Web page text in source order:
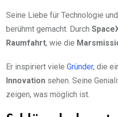
Seine Liebe für Technologie
berühmt gemacht. Durch
Raumfahrt, wie die
Er inspiriert viele Gründer, die
Innovation sehen. Seine
zeigen, was möglich ist.